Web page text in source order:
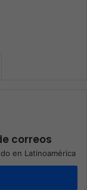
correos
en Latinoamérica